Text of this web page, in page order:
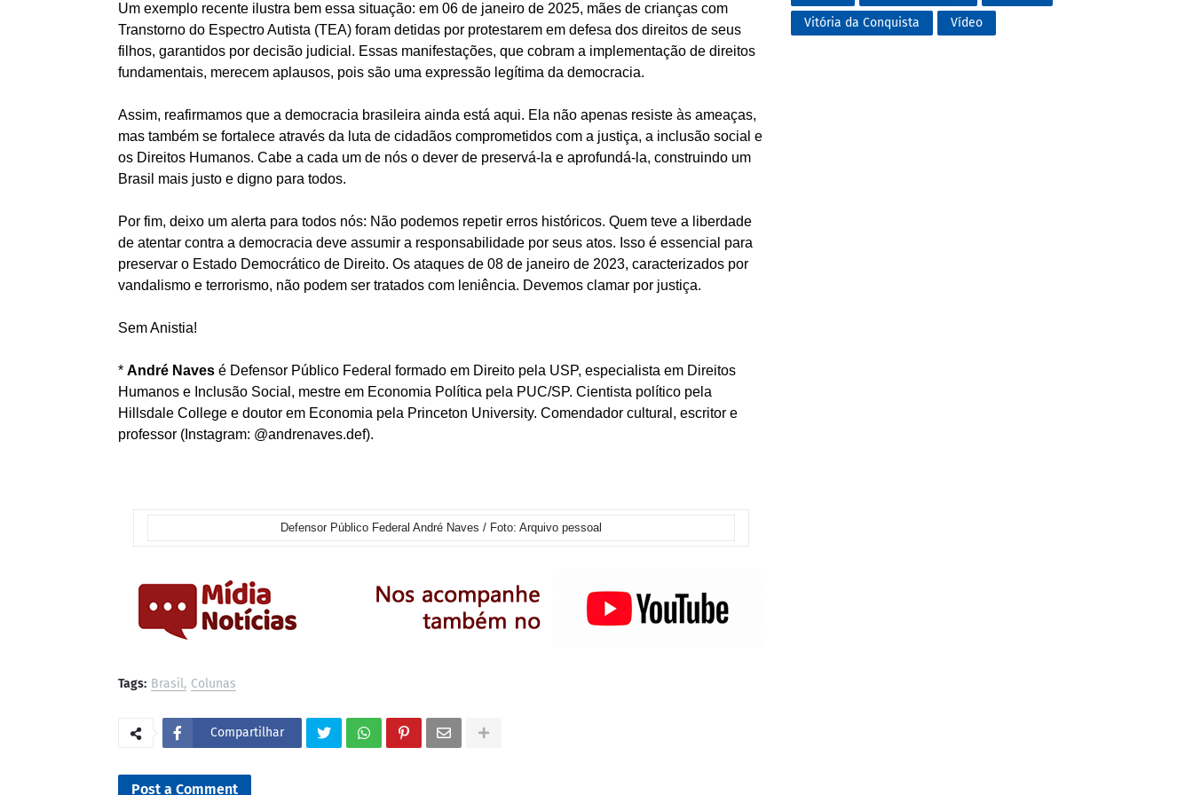
Um exemplo recente ilustra bem essa situação: em 06 de janeiro de 2025, mães de crianças com
Transtorno do Espectro Autista (TEA) foram detidas por protestarem em defesa dos direitos de seus
filhos, garantidos por decisão judicial. Essas manifestações, que cobram a implementação de direitos
fundamentais, merecem aplausos, pois são uma expressão legítima da democracia.
Assim, reafirmamos que a democracia brasileira ainda está aqui. Ela não apenas resiste às ameaças,
mas também se fortalece através da luta de cidadãos comprometidos com a justiça, a inclusão social e
os Direitos Humanos. Cabe a cada um de nós o dever de preservá-la e aprofundá-la, construindo um
Brasil mais justo e digno para todos.
Por fim, deixo um alerta para todos nós: Não podemos repetir erros históricos. Quem teve a liberdade
de atentar contra a democracia deve assumir a responsabilidade por seus atos. Isso é essencial para
preservar o Estado Democrático de Direito. Os ataques de 08 de janeiro de 2023, caracterizados por
vandalismo e terrorismo, não podem ser tratados com leniência. Devemos clamar por justiça.
Sem Anistia!
* André Naves é Defensor Público Federal formado em Direito pela USP, especialista em Direitos
Humanos e Inclusão Social, mestre em Economia Política pela PUC/SP. Cientista político pela
Hillsdale College e doutor em Economia pela Princeton University. Comendador cultural, escritor e
professor (Instagram: @andrenaves.def).
Defensor Público Federal André Naves / Foto: Arquivo pessoal
Tags: Brasil Colunas
Compartilhar
Post a Comment
Vitória da Conquista
Vídeo